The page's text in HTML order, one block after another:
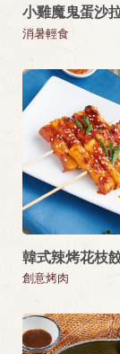
小雞魔鬼蛋沙
消暑輕食
韓式辣烤花枝
創意烤肉